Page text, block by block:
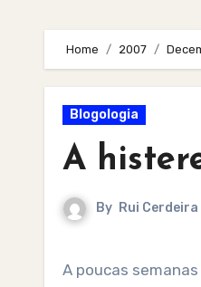
Home 2007
Blogologia
A
By Rui
A poucas